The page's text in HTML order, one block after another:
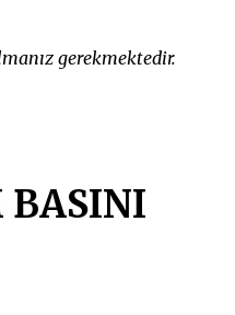
gerekmektedir.
BASINI